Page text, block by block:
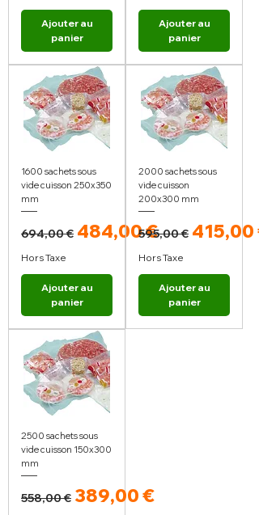
Ajouter au
panier
Ajouter au
panier
1600 sachets sous
vide cuisson 250x350
mm
Prix original
694,00 € Prix promotionnel
484,00 €
Hors Taxe
Ajouter au
panier
2000 sachets sous
vide cuisson
200x300 mm
Prix original
595,00 € Prix
415,00 €
Hors Taxe
Ajouter au
panier
2500 sachets sous
vide cuisson 150x300
mm
Prix original
558,00 € Prix promotionnel
389,00 €